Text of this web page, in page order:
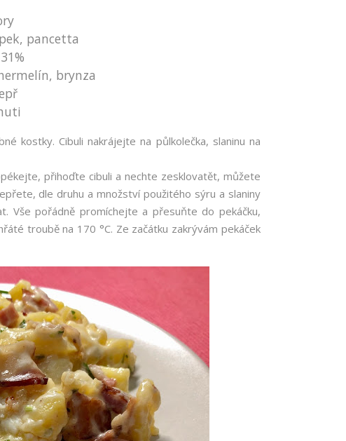
pancetta
brynza
kostky. Cibuli nakrájejte na půlkolečka, slaninu na
přihoďte cibuli a nechte zesklovatět, můžete
dle druhu a množství použitého sýru a slaniny
Vše pořádně promíchejte a přesuňte do pekáčku,
troubě na 170 °C. Ze začátku zakrývám pekáček